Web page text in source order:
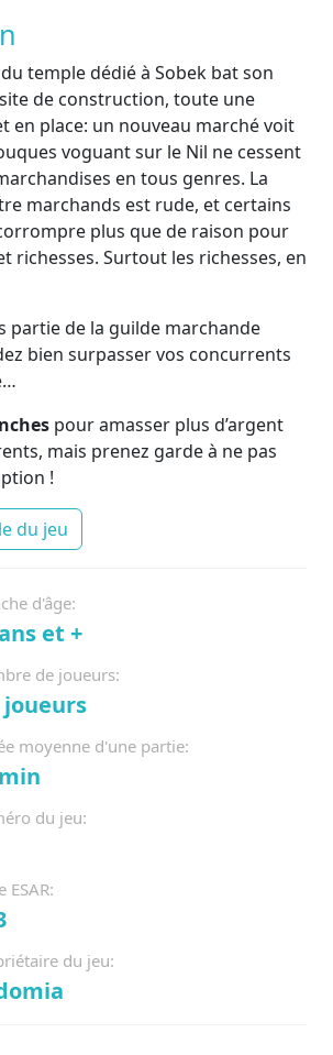
temple dédié à Sobek bat son
de construction, toute une
en place: un nouveau marché voit
voguant sur le Nil ne cessent
en tous genres. La
marchands est rude, et certains
plus que de raison pour
richesses. Surtout les richesses, en
partie de la guilde marchande
bien surpasser vos concurrents
pour amasser plus d’argent
mais prenez garde à ne pas
!
du jeu
d'âge:
et +
de joueurs:
joueurs
moyenne d'une partie:
du jeu:
ESAR:
du jeu: